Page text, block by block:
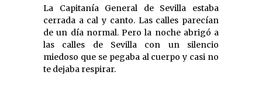
La Capitanía General de Sevilla estaba
cerrada a cal y canto. Las calles parecían
de un día normal. Pero la noche abrigó a
las calles de Sevilla con un silencio
miedoso que se pegaba al cuerpo y casi no
te dejaba respirar.